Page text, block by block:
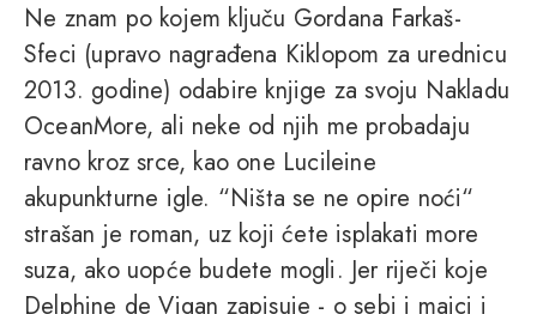
Ne znam po kojem ključu Gordana Farkaš-
Sfeci (upravo nagrađena Kiklopom za urednicu
2013. godine) odabire knjige za svoju Nakladu
OceanMore, ali neke od njih me probadaju
ravno kroz srce, kao one Lucileine
akupunkturne igle. “Ništa se ne opire noći“
strašan je roman, uz koji ćete isplakati more
suza, ako uopće budete mogli. Jer riječi koje
Delphine de Vigan zapisuje - o sebi i majci i